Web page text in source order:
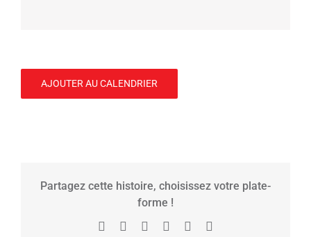
AJOUTER AU CALENDRIER
Partagez cette histoire, choisissez votre plate-
forme !
Facebook RedditLinkedIn
Tumblr